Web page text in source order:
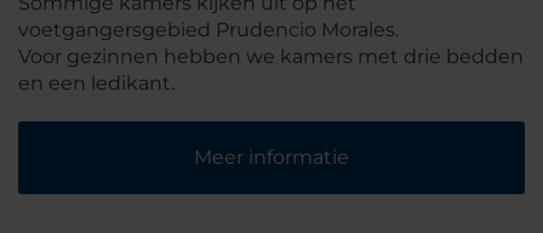
voetgangersgebied Prudencio Morales.
Voor gezinnen hebben we kamers met drie bedden
en een ledikant.
Meer informatie